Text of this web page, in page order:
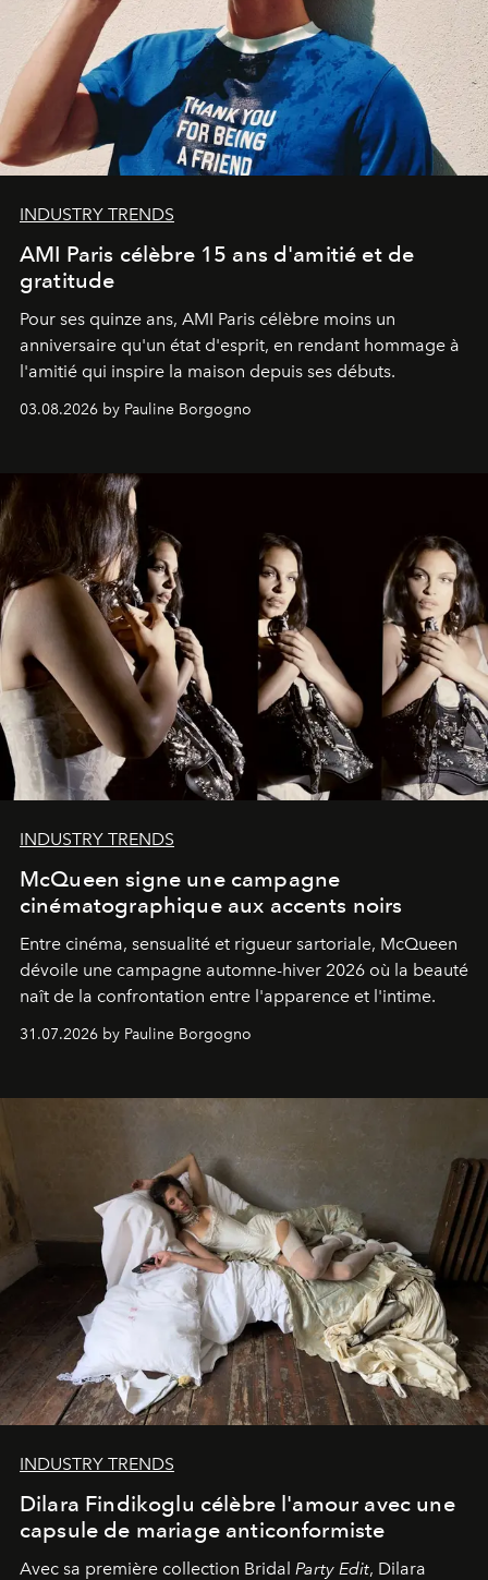
INDUSTRY TRENDS
AMI Paris célèbre 15 ans d'amitié et de
gratitude
Pour ses quinze ans, AMI Paris célèbre moins un
anniversaire qu'un état d'esprit, en rendant hommage à
l'amitié qui inspire la maison depuis ses débuts.
03.08.2026 by Pauline Borgogno
INDUSTRY TRENDS
McQueen signe une campagne
cinématographique aux accents noirs
Entre cinéma, sensualité et rigueur sartoriale, McQueen
dévoile une campagne automne-hiver 2026 où la beauté
naît de la confrontation entre l'apparence et l'intime.
31.07.2026 by Pauline Borgogno
INDUSTRY TRENDS
Dilara Findikoglu célèbre l'amour avec une
capsule de mariage anticonformiste
Avec sa première collection Bridal Party Edit, Dilara